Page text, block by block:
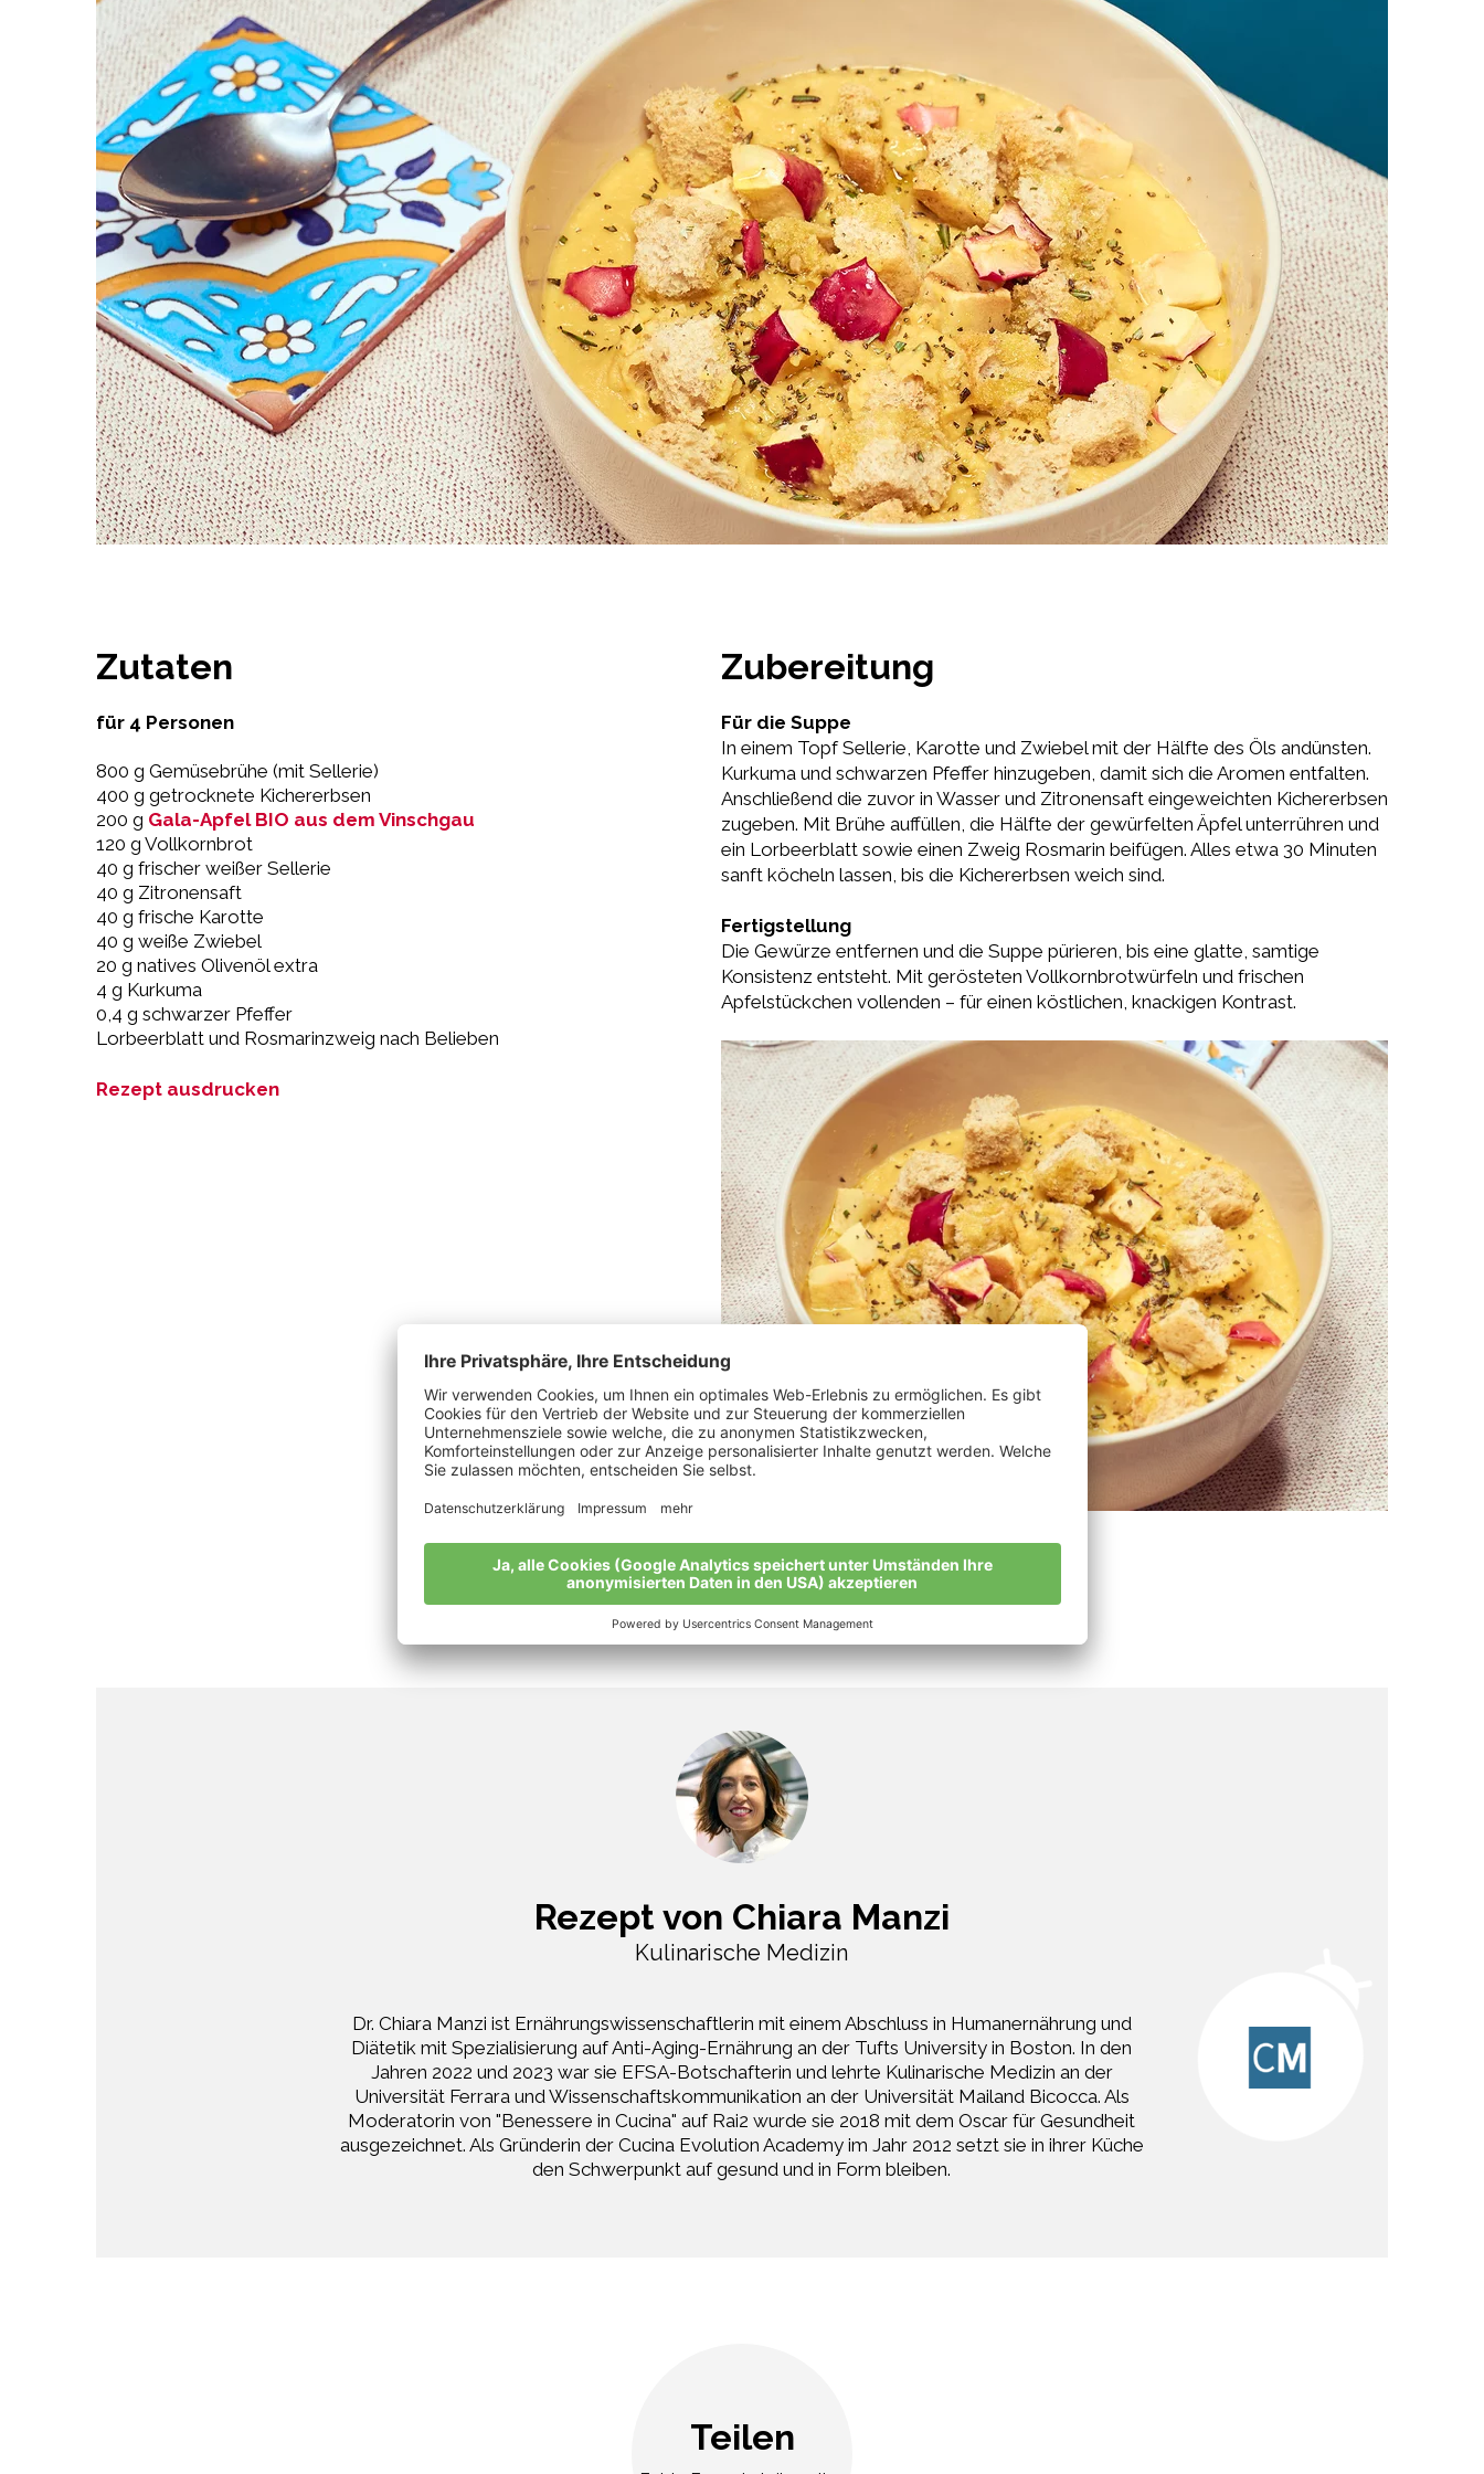
Zutaten
für 4 Personen
800 g Gemüsebrühe (mit Sellerie)
400 g getrocknete Kichererbsen
200 g Gala-Apfel BIO aus dem Vinschgau
120 g Vollkornbrot
40 g frischer weißer Sellerie
40 g Zitronensaft
40 g frische Karotte
40 g weiße Zwiebel
20 g natives Olivenöl extra
4 g Kurkuma
0,4 g schwarzer Pfeffer
Lorbeerblatt und Rosmarinzweig nach Belieben
Rezept ausdrucken
Zubereitung
Für die Suppe
In einem Topf Sellerie, Karotte und Zwiebel mit der Hälfte des Öls andünsten.
Kurkuma und schwarzen Pfeffer hinzugeben, damit sich die Aromen entfalten.
Anschließend die zuvor in Wasser und Zitronensaft eingeweichten Kichererbsen
zugeben. Mit Brühe auffüllen, die Hälfte der gewürfelten Äpfel unterrühren und
ein Lorbeerblatt sowie einen Zweig Rosmarin beifügen. Alles etwa 30 Minuten
sanft köcheln lassen, bis die Kichererbsen weich sind.
Fertigstellung
Die Gewürze entfernen und die Suppe pürieren, bis eine glatte, samtige
Konsistenz entsteht. Mit gerösteten Vollkornbrotwürfeln und frischen
Apfelstückchen vollenden – für einen köstlichen, knackigen Kontrast.
Rezept von Chiara Manzi
Kulinarische Medizin
Dr. Chiara Manzi ist Ernährungswissenschaftlerin mit einem Abschluss in Humanernährung und
Diätetik mit Spezialisierung auf Anti-Aging-Ernährung an der Tufts University in Boston. In den
Jahren 2022 und 2023 war sie EFSA-Botschafterin und lehrte Kulinarische Medizin an der
Universität Ferrara und Wissenschaftskommunikation an der Universität Mailand Bicocca. Als
Moderatorin von "Benessere in Cucina" auf Rai2 wurde sie 2018 mit dem Oscar für Gesundheit
ausgezeichnet. Als Gründerin der Cucina Evolution Academy im Jahr 2012 setzt sie in ihrer Küche
den Schwerpunkt auf gesund und in Form bleiben.
Teilen